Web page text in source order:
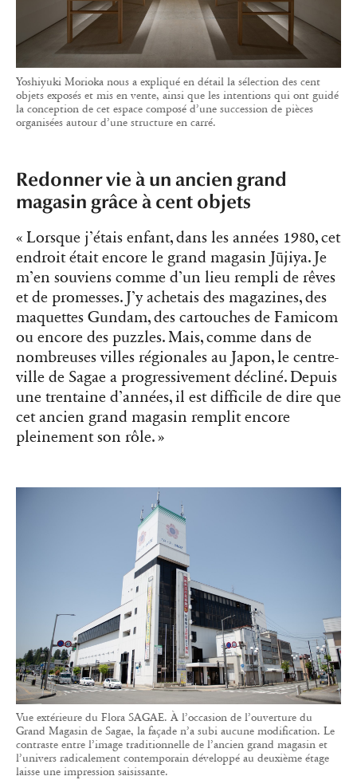
Yoshiyuki Morioka nous a expliqué en détail la sélection des cent
objets exposés et mis en vente, ainsi que les intentions qui ont guidé
la conception de cet espace composé d’une succession de pièces
organisées autour d’une structure en carré.
Redonner vie à un ancien grand
magasin grâce à cent objets
« Lorsque j’étais enfant, dans les années 1980, cet
endroit était encore le grand magasin Jūjiya. Je
m’en souviens comme d’un lieu rempli de rêves
et de promesses. J’y achetais des magazines, des
maquettes Gundam, des cartouches de Famicom
ou encore des puzzles. Mais, comme dans de
nombreuses villes régionales au Japon, le centre-
ville de Sagae a progressivement décliné. Depuis
une trentaine d’années, il est difficile de dire que
cet ancien grand magasin remplit encore
pleinement son rôle. »
Vue extérieure du Flora SAGAE. À l’occasion de l’ouverture du
Grand Magasin de Sagae, la façade n’a subi aucune modification. Le
contraste entre l’image traditionnelle de l’ancien grand magasin et
l’univers radicalement contemporain développé au deuxième étage
laisse une impression saisissante.